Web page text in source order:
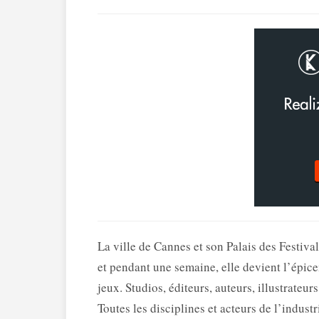
La ville de Cannes et son Palais des
et pendant une semaine, elle devient
jeux. Studios, éditeurs, auteurs,
Toutes les disciplines et acteurs de